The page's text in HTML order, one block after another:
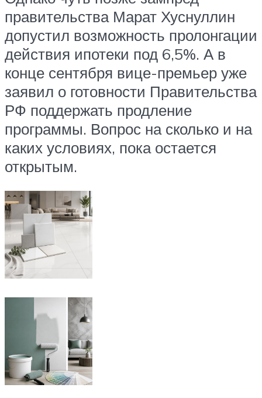
правительства Марат Хуснуллин
допустил возможность пролонгации
действия ипотеки под 6,5%. А в
конце сентября вице-премьер уже
заявил о готовности Правительства
РФ поддержать продление
программы. Вопрос на сколько и на
каких условиях, пока остается
открытым.